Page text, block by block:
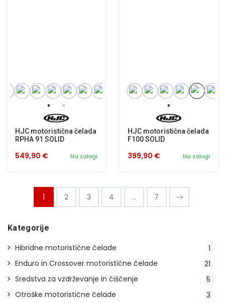
HJC motoristična čelada
RPHA 91 SOLID
Na zalogi
549,90 €
HJC motoristična čelada
F100 SOLID
Na zalogi
399,90 €
1 2 3 4 ... 7
Kategorije
1
Hibridne motoristične čelade
21
Enduro in Crossover motoristične čelade
5
Sredstva za vzdrževanje in čiščenje
3
Otroške motoristične čelade